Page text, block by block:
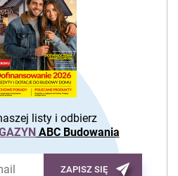
listy i odbierz
ABC Budowania
ZAPISZ SIĘ